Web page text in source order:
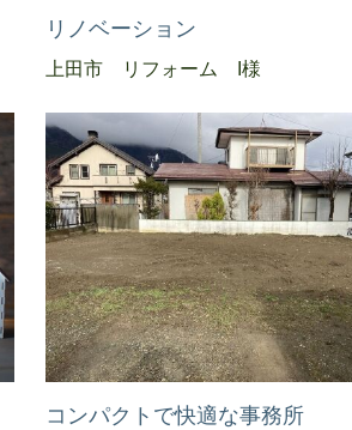
リノベーション
上田市 リフォーム I様
コンパクトで快適な事務所